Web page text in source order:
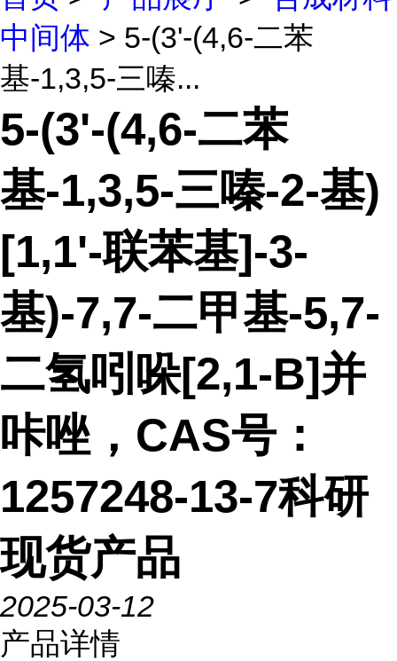
中间体 > 5-(3'-(4,6-二苯
基-1,3,5-三嗪...
5-(3'-(4,6-二苯
基-1,3,5-三嗪-2-基)
[1,1'-联苯基]-3-
基)-7,7-二甲基-5,7-
二氢吲哚[2,1-B]并
咔唑，CAS号：
1257248-13-7科研
现货产品
2025-03-12
产品详情